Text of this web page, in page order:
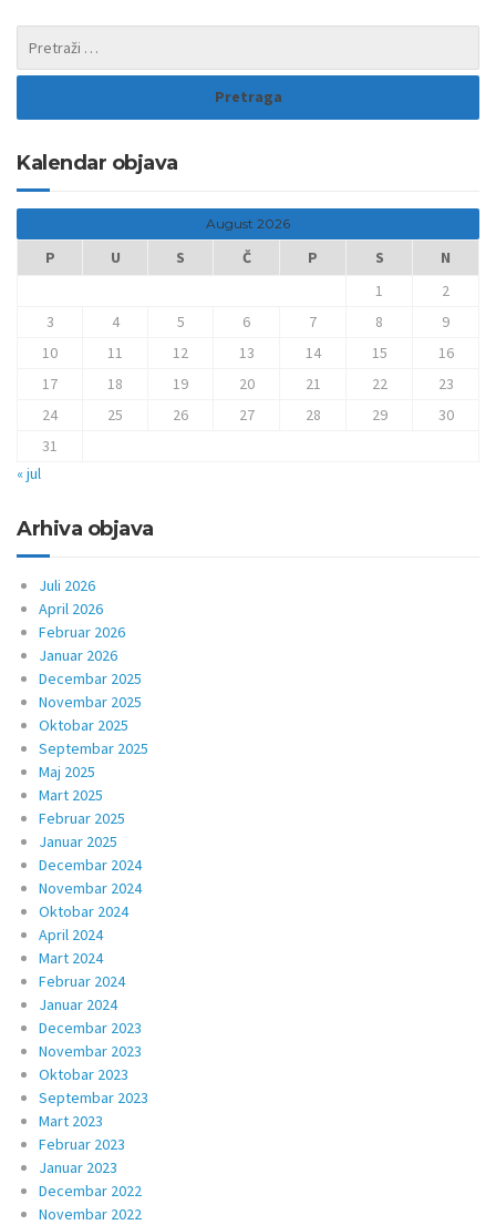
Kalendar objava
August 2026
P U S Č P S
N
1
2
3
4 5 6 7 8
9
10
11 12 13 14 15
16
17
18 19 20 21 22
23
24
25 26 27 28 29
30
31
« jul
Arhiva objava
Juli 2026
April 2026
Februar 2026
Januar 2026
Decembar 2025
Novembar 2025
Oktobar 2025
Septembar 2025
Maj 2025
Mart 2025
Februar 2025
Januar 2025
Decembar 2024
Novembar 2024
Oktobar 2024
April 2024
Mart 2024
Februar 2024
Januar 2024
Decembar 2023
Novembar 2023
Oktobar 2023
Septembar 2023
Mart 2023
Februar 2023
Januar 2023
Decembar 2022
Novembar 2022